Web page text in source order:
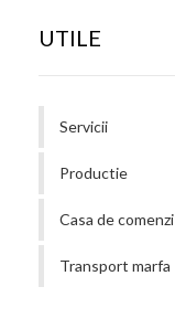
UTILE
Servicii
Productie
Casa de comenzi
Transport marfa